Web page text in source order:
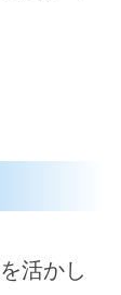
活かし